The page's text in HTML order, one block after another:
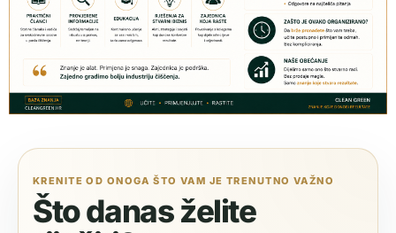
KRENITE OD ONOGA ŠTO VAM JE TRENUTNO VAŽNO
Što danas želite